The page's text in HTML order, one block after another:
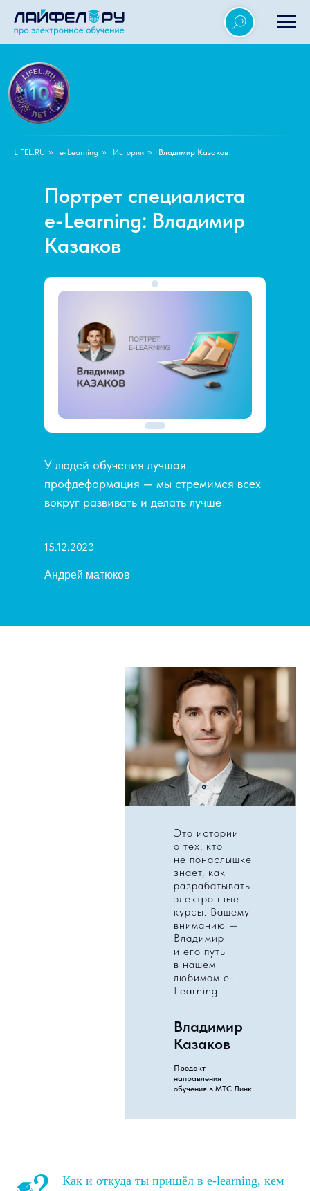
LIFEL.RU » e-Learning » Истории » Владимир Казаков
Портрет специалиста
e-Learning: Владимир
Казаков
15.12.2023
Андрей матюков
У людей обучения лучшая
профдеформация — мы стремимся всех
вокруг развивать и делать лучше
Это истории
о тех, кто
не понаслышке
знает, как
разрабатывать
электронные
курсы. Вашему
вниманию —
Владимир
и его путь
в нашем
любимом e-
Learning.
Владимир
Казаков
Продакт
направления
обучения в МТС Линк
Как и откуда ты пришёл в e-learning, кем